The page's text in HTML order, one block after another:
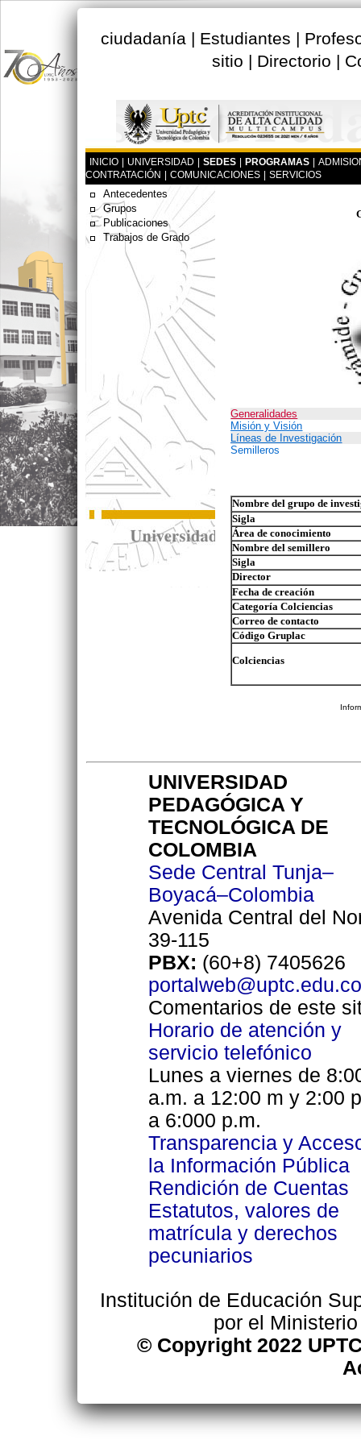
ciudadanía | Estudiantes |
sitio | Directorio |
INICIO UNIVERSIDAD SEDES PROGRAMAS
CONTRATACIÓN
COMUNICACIONES SERVICIOS
Antecedentes
Grupos
Publicaciones
Trabajos de Grado
Generalidades
Misión y Visión
Líneas de Investigación
Semilleros
Nombre del grupo de
Sigla
Área de conocimiento
Nombre del semillero
Sigla
Director
Fecha de creación
Categoría Colciencias
Correo de contacto
Código Gruplac
Colciencias
UNIVERSIDAD
PEDAGÓGICA Y
TECNOLÓGICA DE
COLOMBIA
Sede Central Tunja–
Boyacá–Colombia
Avenida Central del
39-115
PBX: (60+8) 7405626
portalweb@uptc.edu.co
Comentarios de este
Horario de atención y
servicio telefónico
Lunes a viernes de
a.m. a 12:00 m y 2:00
a 6:000 p.m.
Transparencia y
la Información Pública
Rendición de Cuentas
Estatutos, valores de
matrícula y derechos
pecuniarios
Institución de Educación
por el
© Copyright 2022